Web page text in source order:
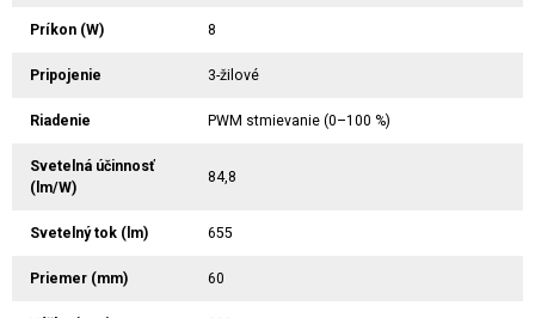
Príkon (W) 8
Pripojenie 3-žilové
Riadenie PWM stmievanie (0–100 %)
Svetelná účinnosť
(lm/W)
84,8
Svetelný tok (lm) 655
Priemer (mm) 60